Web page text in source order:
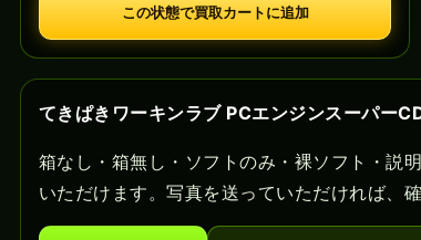
この状態で買取カートに追加
てきぱきワーキンラブ PCエンジンスーパー
箱なし・箱無し・ソフトのみ・裸ソフト・説
いただけます。写真を送っていただければ、